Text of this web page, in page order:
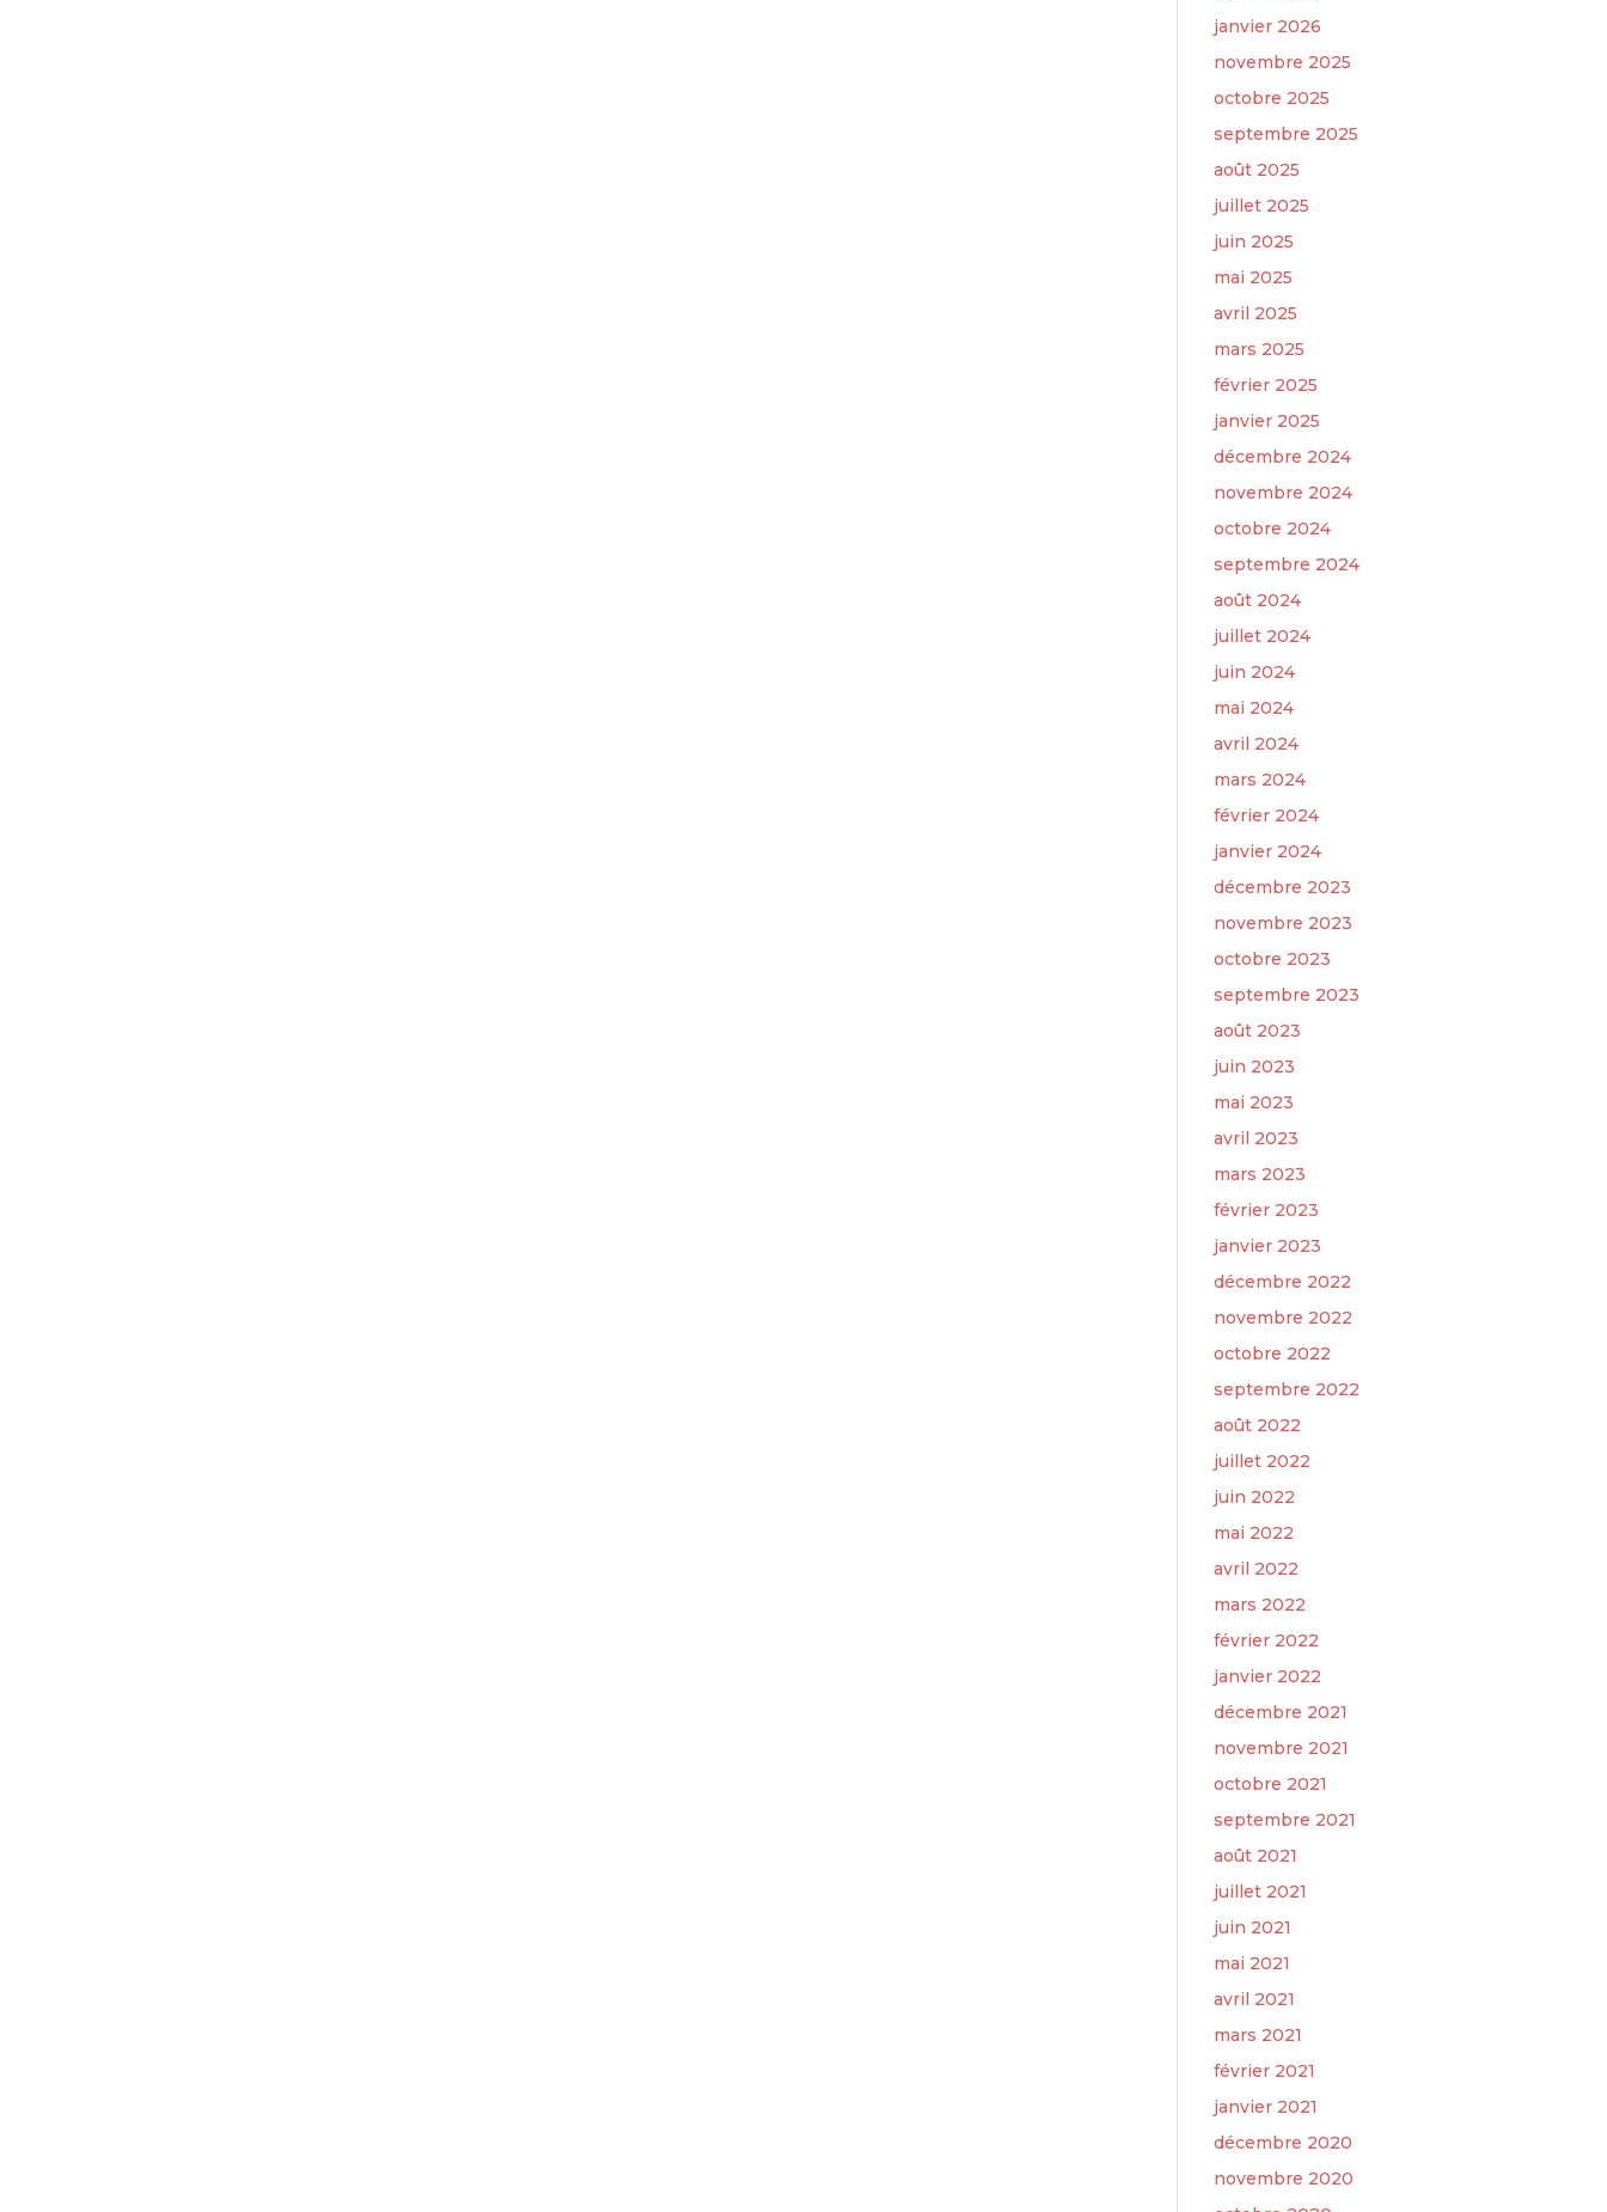
janvier 2026
novembre 2025
octobre 2025
septembre 2025
août 2025
juillet 2025
juin 2025
mai 2025
avril 2025
mars 2025
février 2025
janvier 2025
décembre 2024
novembre 2024
octobre 2024
septembre 2024
août 2024
juillet 2024
juin 2024
mai 2024
avril 2024
mars 2024
février 2024
janvier 2024
décembre 2023
novembre 2023
octobre 2023
septembre 2023
août 2023
juin 2023
mai 2023
avril 2023
mars 2023
février 2023
janvier 2023
décembre 2022
novembre 2022
octobre 2022
septembre 2022
août 2022
juillet 2022
juin 2022
mai 2022
avril 2022
mars 2022
février 2022
janvier 2022
décembre 2021
novembre 2021
octobre 2021
septembre 2021
août 2021
juillet 2021
juin 2021
mai 2021
avril 2021
mars 2021
février 2021
janvier 2021
décembre 2020
novembre 2020